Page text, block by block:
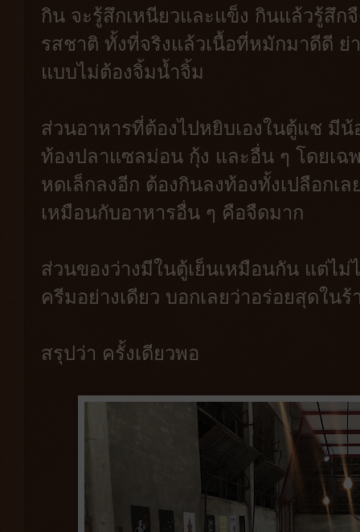
กิน จะรู้สึกเหนียวและแข็ง กินแล้วรู้สึก
รสชาติ ทั้งที่จริงแล้วเนื้อที่หมักมาดีดี ย่
แบบไม่ต้องจิ้มน้ำจิ้ม
ส่วนอาหารที่ต้องไปหยิบเองในตู้แช มี
ท้องปลาแซลม่อน กุ้ง และอื่น ๆ โดยเฉ
หดเล็กลงอีก ต้องกินลงท้องทั้งเปลือกเ
เหมือนกับอาหารอื่น ๆ คือจืดมาก
ส่วนของว่างมีในตู้เย็นเหมือนกัน แต่ไ
ครีมอย่างเดียว บอกเลยว่าอร่อยสุดในร้
สรุปว่า ครั้งเดียวพอ